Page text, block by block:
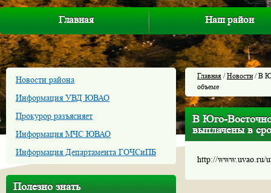
Главная Наш район
Новости района
Информация УВД ЮВАО
Прокурор разъясняет
Информация МЧС ЮВАО
Информация Департамента ГОЧСиПБ
Полезно знать
Главная /Новости/ В
объеме
В Юго-
выплачены в
http://www.uvao.ru/